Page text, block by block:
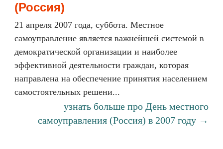
(Россия)
21 апреля 2007 года, суббота. Местное
самоуправление является важнейшей системой в
демократической организации и наиболее
эффективной деятельности граждан, которая
направлена на обеспечение принятия населением
самостоятельных решени...
узнать больше про День местного
самоуправления (Россия) в 2007 году →